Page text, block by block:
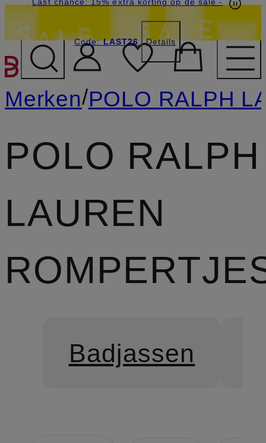
GA NAAR
Code:LAST26 Details
Merken/POLO RALPH
POLO RALPH
LAUREN
Badjassen